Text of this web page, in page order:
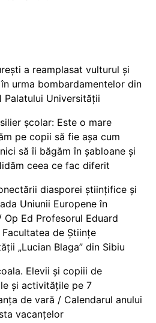
a reamplasat vulturul și
urma bombardamentelor din
Palatului Universității
școlar: Este o mare
pe copii să fie așa cum
să îi băgăm în șabloane și
ceea ce fac diferit
diasporei științifice și
Uniunii Europene în
Ed Profesorul Eduard
de Științe
„Lucian Blaga” din Sibiu
Elevii și copiii de
și activitățile pe 7
de vară / Calendarul anului
vacanțelor